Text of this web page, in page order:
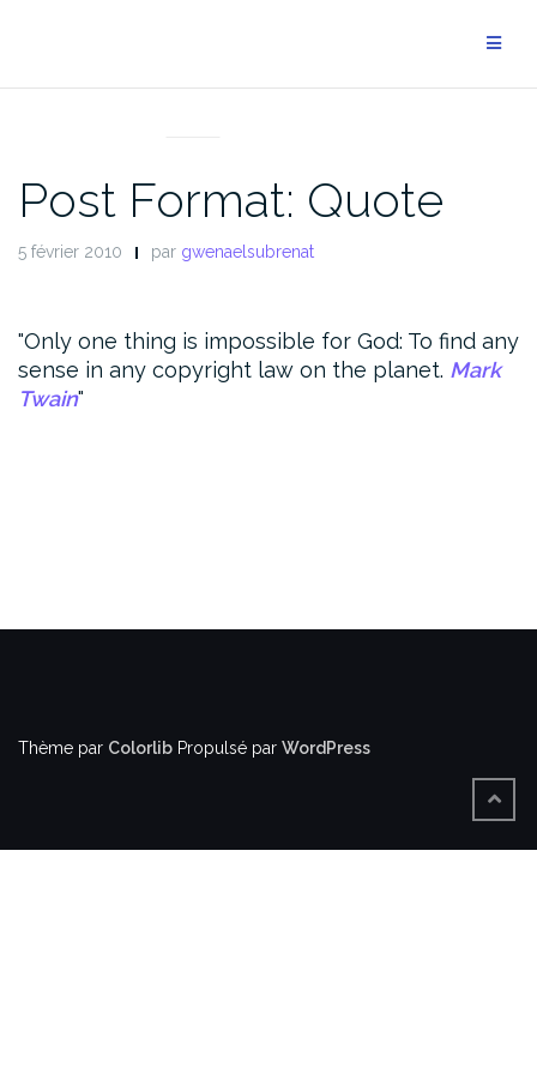
Post Format: Quote
5 février 2010 par gwenaelsubrenat
Only one thing is impossible for God: To find any
sense in any copyright law on the planet. Mark
Twain
Thème par Colorlib Propulsé par WordPress